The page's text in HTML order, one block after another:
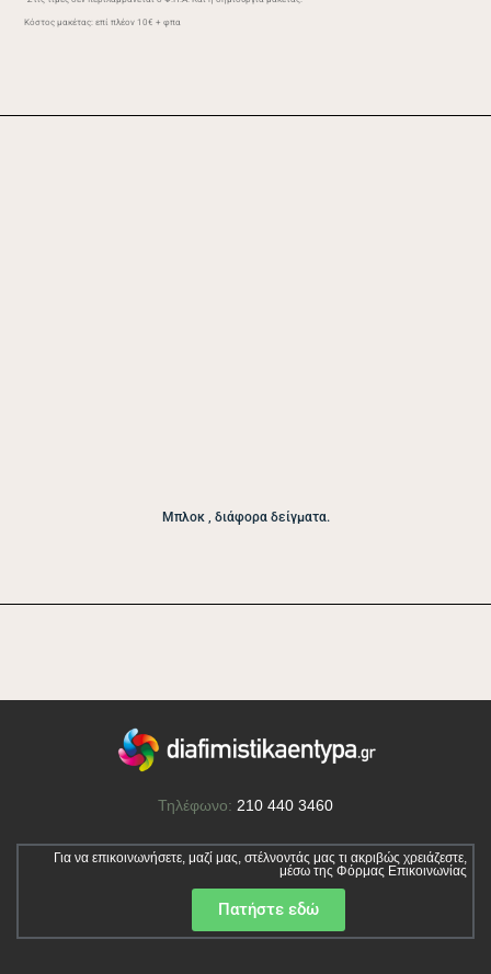
Κόστος μακέτας: επί πλέον 10€ + φπα
Μπλοκ , διάφορα δείγματα.
Τηλέφωνο: 210 440 3460
Για να επικοινωνήσετε, μαζί μας, στέλνοντάς μας τι ακριβώς χρειάζεστε,
μέσω της Φόρμας Επικοινωνίας
Πατήστε εδώ